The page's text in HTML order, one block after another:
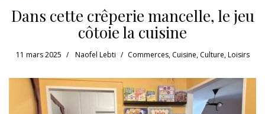
Dans cette crêperie mancelle, le jeu
côtoie la cuisine
11 mars 2025 Naofel Lebti Commerces, Cuisine, Culture,Loisirs